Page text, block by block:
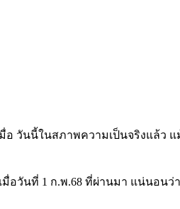
มื่อ วันนี้ในสภาพความเป็นจริงแ
วันที่ 1 ก.พ.68 ที่ผ่านมา แน่นอน